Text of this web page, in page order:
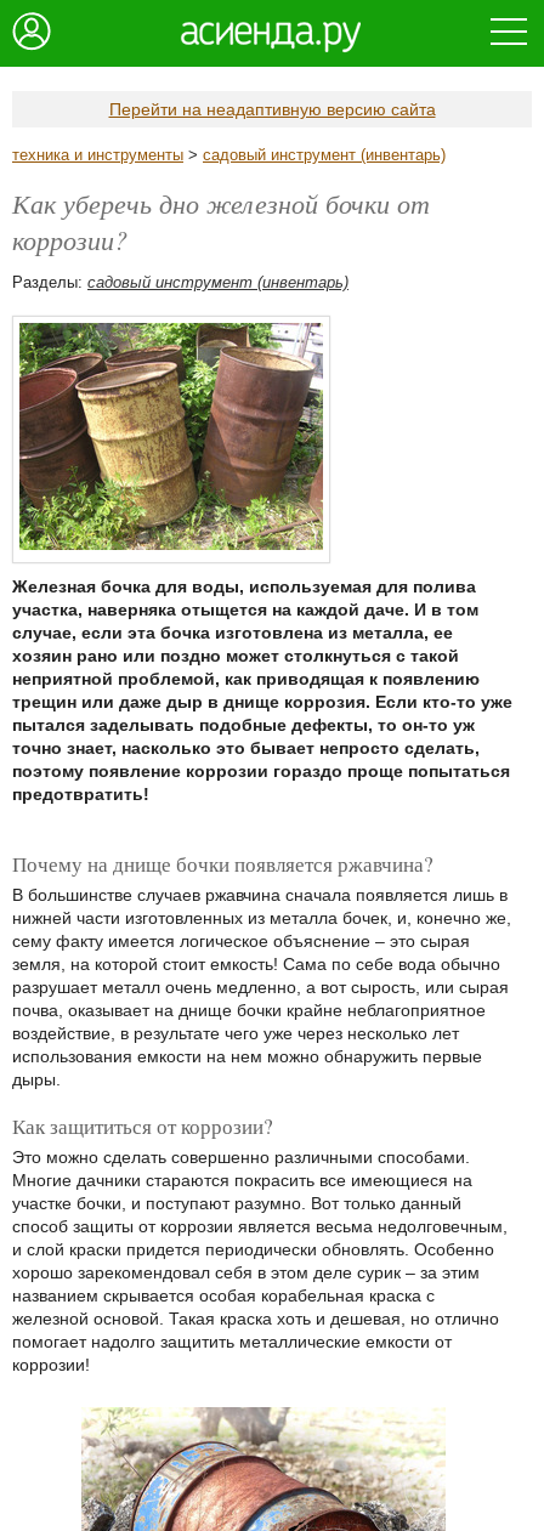
Перейти на неадаптивную версию сайта
техника и инструменты > садовый инструмент (инвентарь)
Как уберечь дно железной бочки от
коррозии?
Разделы: садовый инструмент (инвентарь)
Железная бочка для воды, используемая для полива
участка, наверняка отыщется на каждой даче. И в том
случае, если эта бочка изготовлена из металла, ее
хозяин рано или поздно может столкнуться с такой
неприятной проблемой, как приводящая к появлению
трещин или даже дыр в днище коррозия. Если кто-то уже
пытался заделывать подобные дефекты, то он-то уж
точно знает, насколько это бывает непросто сделать,
поэтому появление коррозии гораздо проще попытаться
предотвратить!
Почему на днище бочки появляется ржавчина?
В большинстве случаев ржавчина сначала появляется лишь в
нижней части изготовленных из металла бочек, и, конечно же,
сему факту имеется логическое объяснение – это сырая
земля, на которой стоит емкость! Сама по себе вода обычно
разрушает металл очень медленно, а вот сырость, или сырая
почва, оказывает на днище бочки крайне неблагоприятное
воздействие, в результате чего уже через несколько лет
использования емкости на нем можно обнаружить первые
дыры.
Как защититься от коррозии?
Это можно сделать совершенно различными способами.
Многие дачники стараются покрасить все имеющиеся на
участке бочки, и поступают разумно. Вот только данный
способ защиты от коррозии является весьма недолговечным,
и слой краски придется периодически обновлять. Особенно
хорошо зарекомендовал себя в этом деле сурик – за этим
названием скрывается особая корабельная краска с
железной основой. Такая краска хоть и дешевая, но отлично
помогает надолго защитить металлические емкости от
коррозии!